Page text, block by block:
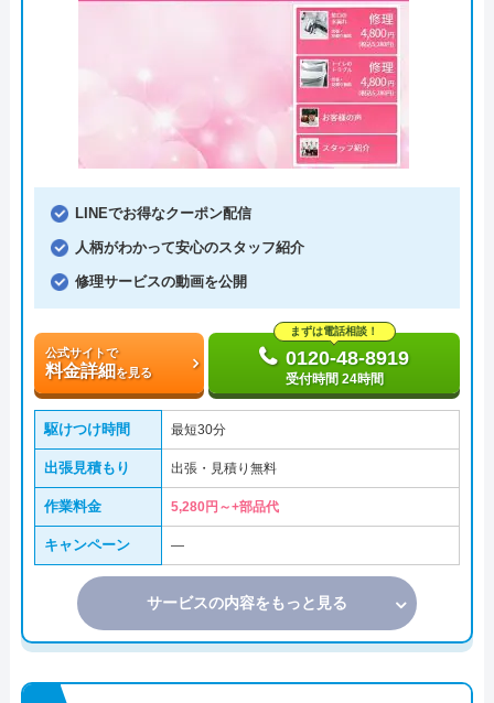
LINEでお得なクーポン配信
人柄がわかって安心のスタッフ紹介
修理サービスの動画を公開
公式サイトで
料金詳細を見る
まずは電話相談！
0120-48-8919
受付時間 24時間
駆けつけ時間 最短30分
出張見積もり 出張・見積り無料
作業料金 5,280円～+部品代
キャンペーン ―
サービスの内容をもっと見る